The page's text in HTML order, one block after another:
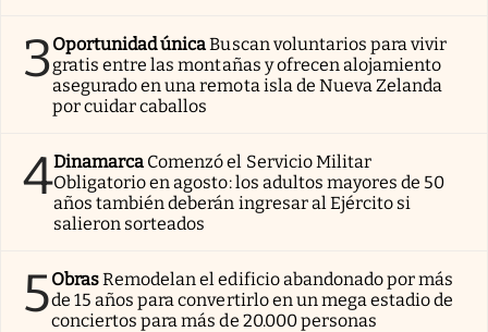
3Oportunidad únicaBuscan voluntarios para vivir
gratis entre las montañas y ofrecen alojamiento
asegurado en una remota isla de Nueva Zelanda
por cuidar caballos
4Dinamarca Comenzó el Servicio Militar
Obligatorio en agosto: los adultos mayores de 50
años también deberán ingresar al Ejército si
salieron sorteados
5ObrasRemodelan el edificio abandonado por más
de 15 años para convertirlo en un mega estadio de
conciertos para más de 20.000 personas